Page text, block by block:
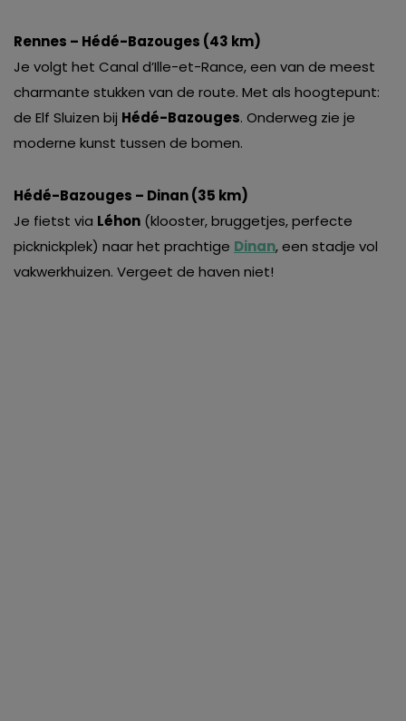
Rennes – Hédé-Bazouges (43 km)
Je volgt het Canal d’Ille-et-Rance, een van de meest
charmante stukken van de route. Met als hoogtepunt:
de Elf Sluizen bij Hédé-Bazouges. Onderweg zie je
moderne kunst tussen de bomen.
Hédé-Bazouges – Dinan (35 km)
Je fietst via Léhon (klooster, bruggetjes, perfecte
picknickplek) naar het prachtige Dinan, een stadje vol
vakwerkhuizen. Vergeet de haven niet!